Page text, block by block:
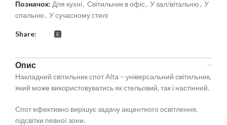
Позначок: Для кухні, Світильник в офіс, У зал/вітальню, У
спальню, У сучасному стилі
Share:
Опис
Накладний світильник спот Alta – універсальний світильник,
який може використовуватись як стельовий, так і настінний.
Спот ефективно вирішує задачу акцентного освітлення,
підсвітки певної зони.